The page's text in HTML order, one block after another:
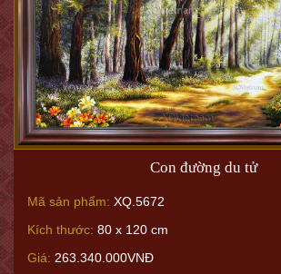
Con đường du tử
Mã sản phẩm: XQ.5672
Kích thước: 80 x 120 cm
Giá: 263.340.000VNĐ